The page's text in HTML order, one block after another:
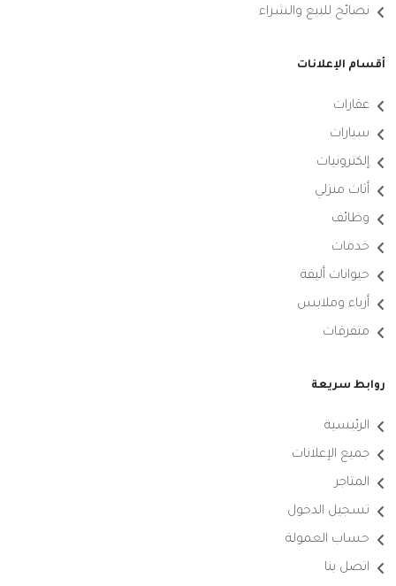
نصائح للبيع والشراء
أقسام الإعلانات
عقارات
سيارات
إلكترونيات
أثاث منزلي
وظائف
خدمات
حيوانات أليفة
أزياء وملابس
متفرقات
روابط سريعة
الرئيسية
جميع الإعلانات
المتاجر
تسجيل الدخول
حساب العمولة
اتصل بنا